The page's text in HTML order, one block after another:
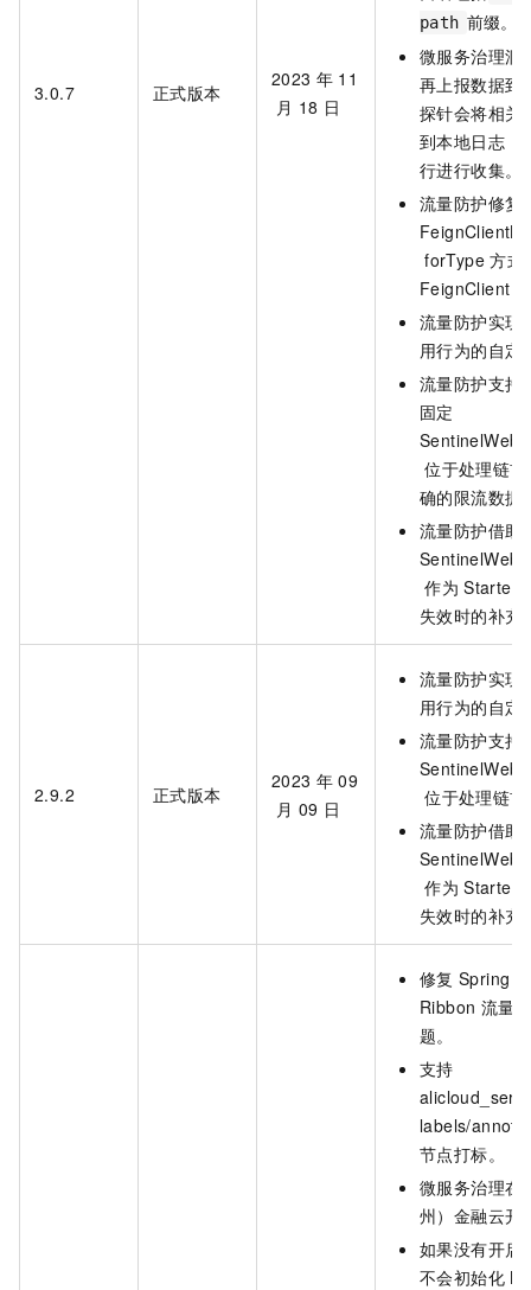
3.0.7 正式版本
2023 年 11
月 18 日
path 前缀。
微服务治理洞
再上报数据到
探针会将相关
到本地日志，
行进行收集。
流量防护修复
forType 方式
FeignClient
流量防护实现
用行为的自定
流量防护支持
固定
位于处理链
确的限流数据
流量防护借助
作为 Starter
失效时的补充
2.9.2 正式版本
2023 年 09
月 09 日
流量防护实现
用行为的自定
流量防护支持
位于处理链首
流量防护借助
作为 Starter
失效时的补充
修复 Spring
Ribbon 流量
题。
支持
labels/
节点打标。
微服务治理在
州）金融云开
如果没有开启
不会初始化